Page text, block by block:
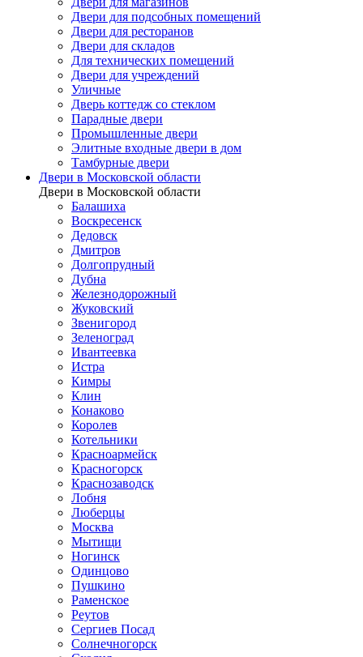
Двери для подсобных помещений
Двери для ресторанов
Двери для складов
Для технических помещений
Двери для учреждений
Уличные
Дверь коттедж со стеклом
Парадные двери
Промышленные двери
Элитные входные двери в дом
Тамбурные двери
Двери в Московской области
Двери в Московской области
Балашиха
Воскресенск
Дедовск
Дмитров
Долгопрудный
Дубна
Железнодорожный
Жуковский
Звенигород
Зеленоград
Ивантеевка
Истра
Кимры
Клин
Конаково
Королев
Котельники
Красноармейск
Красногорск
Краснозаводск
Лобня
Люберцы
Москва
Мытищи
Ногинск
Одинцово
Пушкино
Раменское
Реутов
Сергиев Посад
Солнечногорск